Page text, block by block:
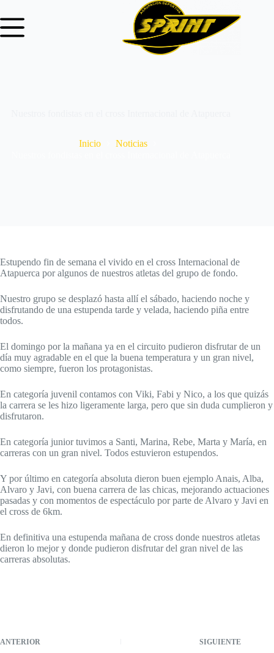
Inicio
Noticias
Estupendo fin de semana el vivido en el cross Internacional de
Atapuerca por algunos de nuestros atletas del grupo de fondo.
Nuestro grupo se desplazó hasta allí el sábado, haciendo noche y
disfrutando de una estupenda tarde y velada, haciendo piña entre
todos.
El domingo por la mañana ya en el circuito pudieron disfrutar de un
día muy agradable en el que la buena temperatura y un gran nivel,
como siempre, fueron los protagonistas.
En categoría juvenil contamos con Viki, Fabi y Nico, a los que quizás
la carrera se les hizo ligeramente larga, pero que sin duda cumplieron y
disfrutaron.
En categoría junior tuvimos a Santi, Marina, Rebe, Marta y María, en
carreras con un gran nivel. Todos estuvieron estupendos.
Y por último en categoría absoluta dieron buen ejemplo Anais, Alba,
Alvaro y Javi, con buena carrera de las chicas, mejorando actuaciones
pasadas y con momentos de espectáculo por parte de Alvaro y Javi en
el cross de 6km.
En definitiva una estupenda mañana de cross donde nuestros atletas
dieron lo mejor y donde pudieron disfrutar del gran nivel de las
carreras absolutas.
ANTERIOR SIGUIENTE